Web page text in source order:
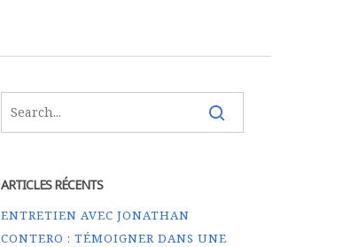
ARTICLES RÉCENTS
ENTRETIEN AVEC JONATHAN
CONTERO : TÉMOIGNER DANS UNE